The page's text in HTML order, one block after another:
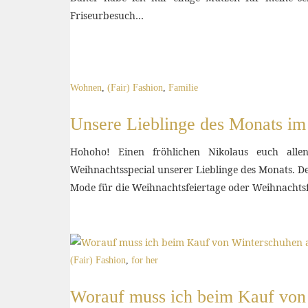
Friseurbesuch…
Wohnen, (Fair) Fashion, Familie
Unsere Lieblinge des Monats
Hohoho! Einen fröhlichen Nikolaus euch
Weihnachtsspecial unserer Lieblinge des Monats.
Mode für die Weihnachtsfeiertage oder
(Fair) Fashion, for her
Worauf muss ich beim Kauf